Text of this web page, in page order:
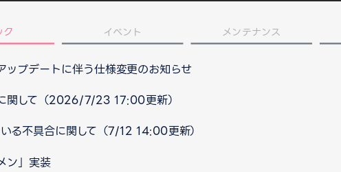
ク イベント メンテナンス
プデートに伴う仕様変更のお知らせ
関して（2026/7/23 17:00更新）
る不具合に関して（7/12 14:00更新）
ン」実装